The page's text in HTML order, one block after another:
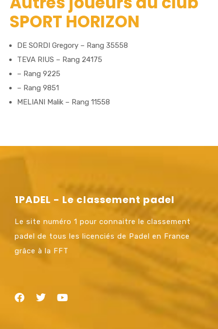
SPORT HORIZON
DE SORDI Gregory – Rang 35558
TEVA RIUS – Rang 24175
– Rang 9225
– Rang 9851
MELIANI Malik – Rang 11558
1PADEL - Le classement padel
Le site numéro 1 pour connaitre le classement
padel de tous les licenciés de Padel en France
grâce à la FFT